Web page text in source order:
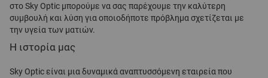
στο Sky Optic μπορούμε να σας παρέχουμε την καλύτερη
συμβουλή και λύση για οποιοδήποτε πρόβλημα σχετίζεται με
την υγεία των ματιών.
Η ιστορία μας
Sky Optic είναι μια δυναμικά αναπτυσσόμενη εταιρεία που